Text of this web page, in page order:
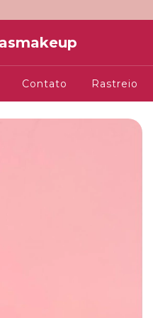
Contato Rastreio